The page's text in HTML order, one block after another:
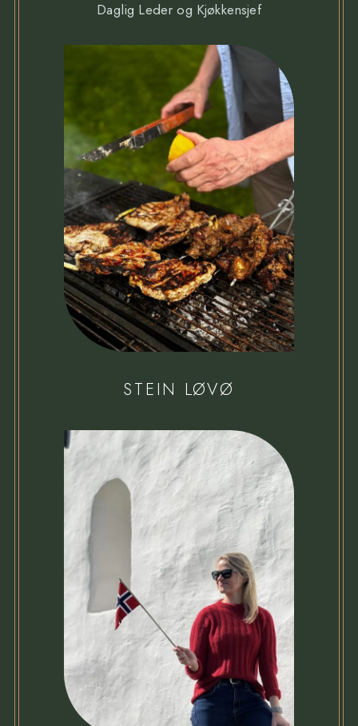
Daglig Leder og Kjøkkensjef
STEIN LØVØ